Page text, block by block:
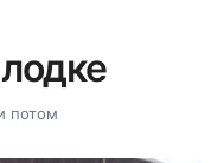
потом